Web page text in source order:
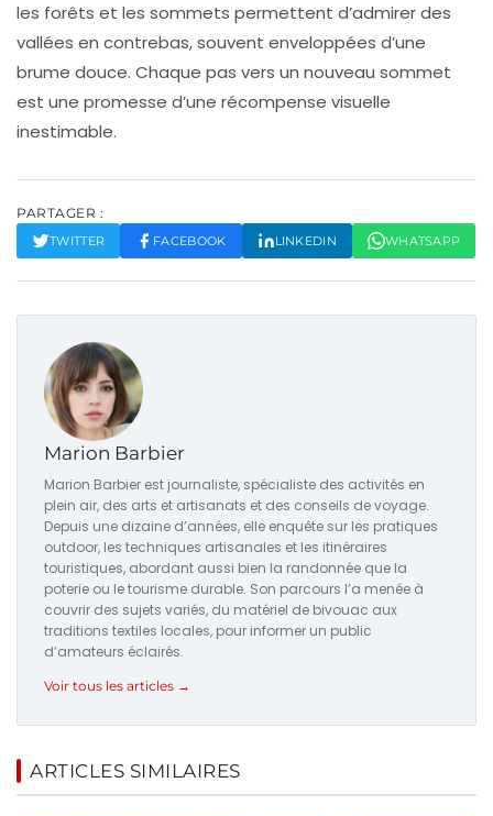
les forêts et les sommets permettent d’admirer des
vallées en contrebas, souvent enveloppées d’une
brume douce. Chaque pas vers un nouveau sommet
est une promesse d’une récompense visuelle
inestimable.
PARTAGER :
TWITTER FACEBOOK LINKEDIN WHATSAPP
Marion Barbier
Marion Barbier est journaliste, spécialiste des activités en
plein air, des arts et artisanats et des conseils de voyage.
Depuis une dizaine d’années, elle enquête sur les pratiques
outdoor, les techniques artisanales et les itinéraires
touristiques, abordant aussi bien la randonnée que la
poterie ou le tourisme durable. Son parcours l’a menée à
couvrir des sujets variés, du matériel de bivouac aux
traditions textiles locales, pour informer un public
d’amateurs éclairés.
Voir tous les articles →
ARTICLES SIMILAIRES